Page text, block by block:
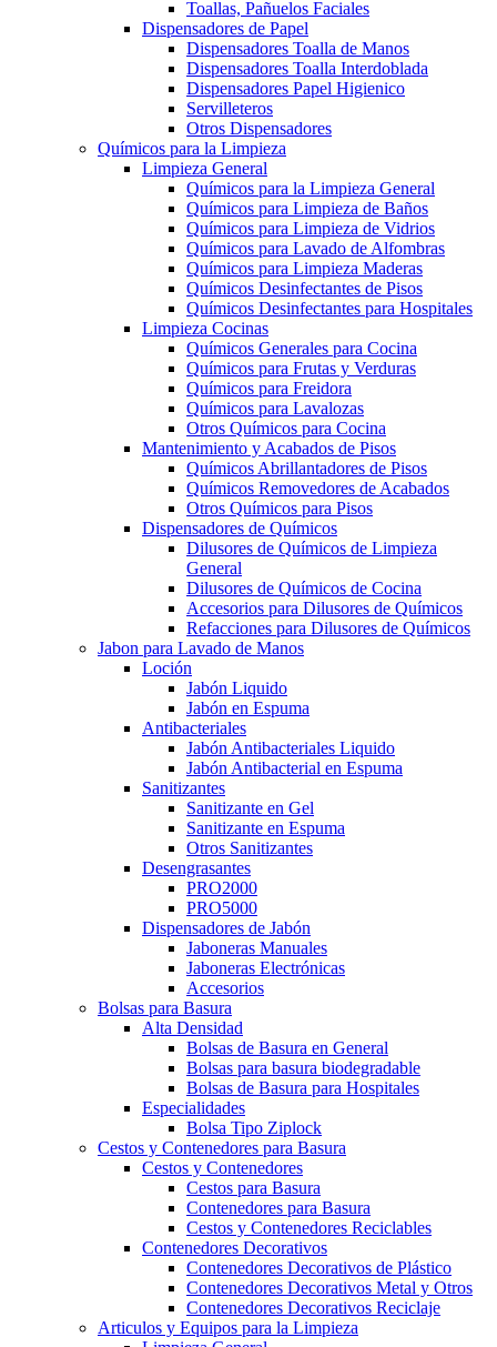
Toallas, Pañuelos Faciales
Dispensadores de Papel
Dispensadores Toalla de Manos
Dispensadores Toalla Interdoblada
Dispensadores Papel Higienico
Servilleteros
Otros Dispensadores
Químicos para la Limpieza
Limpieza General
Químicos para la Limpieza General
Químicos para Limpieza de Baños
Químicos para Limpieza de Vidrios
Químicos para Lavado de Alfombras
Químicos para Limpieza Maderas
Químicos Desinfectantes de Pisos
Químicos Desinfectantes para Hospitales
Limpieza Cocinas
Químicos Generales para Cocina
Químicos para Frutas y Verduras
Químicos para Freidora
Químicos para Lavalozas
Otros Químicos para Cocina
Mantenimiento y Acabados de Pisos
Químicos Abrillantadores de Pisos
Químicos Removedores de Acabados
Otros Químicos para Pisos
Dispensadores de Químicos
Dilusores de Químicos de Limpieza
General
Dilusores de Químicos de Cocina
Accesorios para Dilusores de Químicos
Refacciones para Dilusores de Químicos
Jabon para Lavado de Manos
Loción
Jabón Liquido
Jabón en Espuma
Antibacteriales
Jabón Antibacteriales Liquido
Jabón Antibacterial en Espuma
Sanitizantes
Sanitizante en Gel
Sanitizante en Espuma
Otros Sanitizantes
Desengrasantes
PRO2000
PRO5000
Dispensadores de Jabón
Jaboneras Manuales
Jaboneras Electrónicas
Accesorios
Bolsas para Basura
Alta Densidad
Bolsas de Basura en General
Bolsas para basura biodegradable
Bolsas de Basura para Hospitales
Especialidades
Bolsa Tipo Ziplock
Cestos y Contenedores para Basura
Cestos y Contenedores
Cestos para Basura
Contenedores para Basura
Cestos y Contenedores Reciclables
Contenedores Decorativos
Contenedores Decorativos de Plástico
Contenedores Decorativos Metal y Otros
Contenedores Decorativos Reciclaje
Articulos y Equipos para la Limpieza